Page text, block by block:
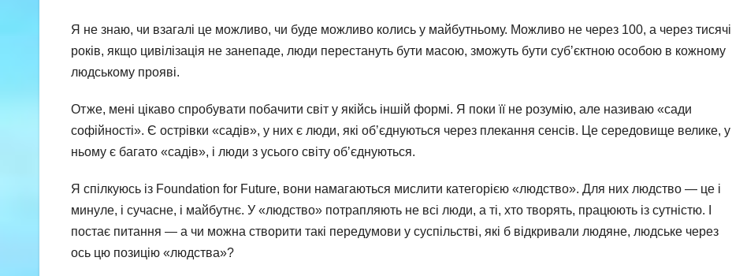
Я не знаю, чи взагалі це можливо, чи буде можливо колись у майбутньому. Можливо не через 100, а через тисячі
років, якщо цивілізація не занепаде, люди перестануть бути масою, зможуть бути субʼєктною особою в кожному
людському прояві.
Отже, мені цікаво спробувати побачити світ у якійсь іншій формі. Я поки її не розумію, але називаю «сади
софійності». Є острівки «садів», у них є люди, які обʼєднуються через плекання сенсів. Це середовище велике, у
ньому є багато «садів», і люди з усього світу обʼєднуються.
Я спілкуюсь із Foundation for Future, вони намагаються мислити категорією «людство». Для них людство — це і
минуле, і сучасне, і майбутнє. У «людство» потрапляють не всі люди, а ті, хто творять, працюють із сутністю. І
постає питання — а чи можна створити такі передумови у суспільстві, які б відкривали людяне, людське через
ось цю позицію «людства»?